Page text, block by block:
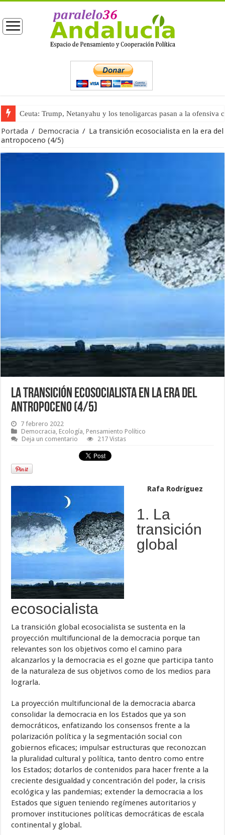
Ceuta: Trump, Netanyahu y los tenoligarcas pasan a la ofensiva
La masificación turística (tercera parte)
Portada / Democracia / La transición ecosocialista en la era del
antropoceno (4/5)
La transición ecosocialista en la era del
antropoceno (4/5)
7 febrero 2022
Democracia Ecología Pensamiento Político
Deja un comentario
217 Vistas
Rafa Rodríguez
1. La
transición
global
ecosocialista
La transición global ecosocialista se sustenta en la
proyección multifuncional de la democracia porque tan
relevantes son los objetivos como el camino para
alcanzarlos y la democracia es el gozne que participa tanto
de la naturaleza de sus objetivos como de los medios para
lograrla.
La proyección multifuncional de la democracia abarca
consolidar la democracia en los Estados que ya son
democráticos, enfatizando los consensos frente a la
polarización política y la segmentación social con
gobiernos eficaces; impulsar estructuras que reconozcan
la pluralidad cultural y política, tanto dentro como entre
los Estados; dotarlos de contenidos para hacer frente a la
creciente desigualdad y concentración del poder, la crisis
ecológica y las pandemias; extender la democracia a los
Estados que siguen teniendo regímenes autoritarios y
promover instituciones políticas democráticas de escala
continental y global.